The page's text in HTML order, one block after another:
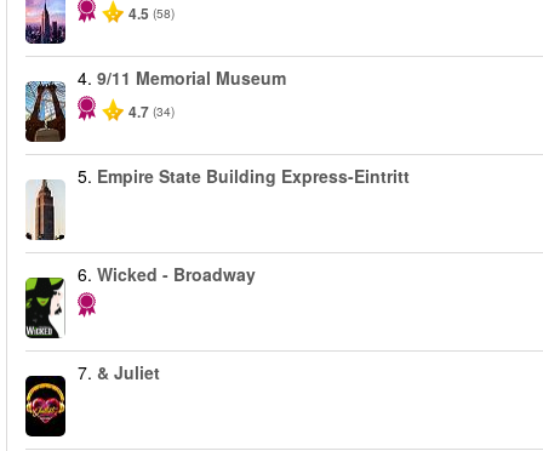
4.5 (58)
4. 9/11 Memorial Museum
4.7 (34)
5. Empire State Building Express-Eintritt
6. Wicked - Broadway
7. & Juliet